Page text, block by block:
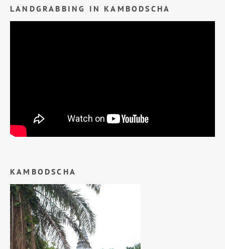
LANDGRABBING IN KAMBODSCHA
KAMBODSCHA